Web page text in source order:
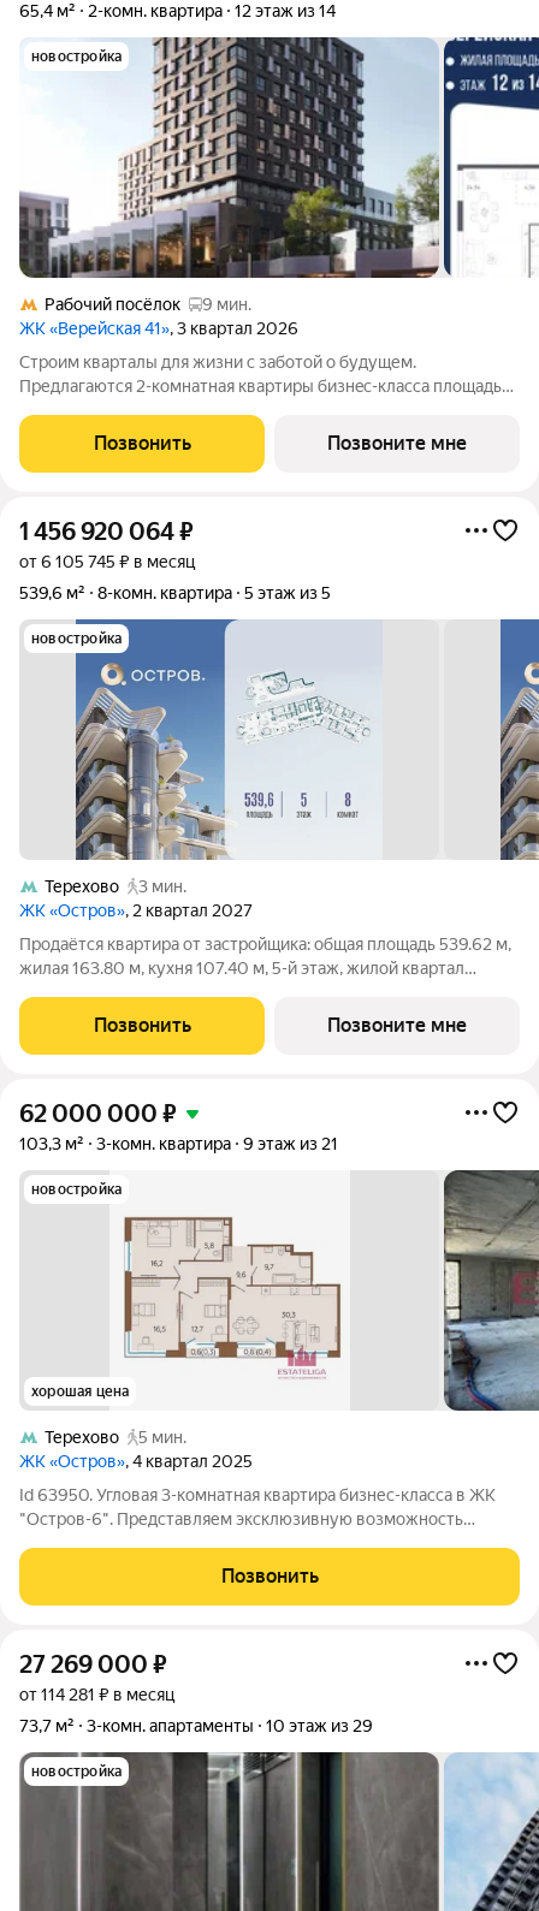
65,4 м²
2-комн. квартира 12 этаж из 14
новостройка
Рабочий посёлок
9 мин.
ЖК «Верейская 41», 3 квартал 2026
Cтpoим кваpталы для жизни c зaботой о будущем.
Пpедлaгаются 2-комнaтная квартиры бизнec-клacса площадью
комплексe «Верейскaя 41».Приобрести квартиру возможно по
специальным акциям от
Позвонить Позвоните мне
1 456 920 064₽
от 6 105 745 ₽ в месяц
539,6 м²
8-комн. квартира 5 этаж из 5
новостройка
Терехово
3 мин.
ЖК «Остров», 2 квартал 2027
Продаётся квартира от застройщика: общая площадь 539.62 м,
жилая 163.80 м, кухня 107.40 м, 5-й этаж, жилой квартал
санузлов (2 раздельных и 5 совмещенных). В жилой зоне 2
больших окна на
Позвонить Позвоните мне
62 000 000 ₽
103,3 м² 3-комн. квартира 9 этаж из 21
новостройка
хорошая цена
Терехово
5 мин.
ЖК «Остров», 4 квартал 2025
Id 63950. Угловая 3-комнатная квартира бизнес-класса в ЖК
"Остров-6". Представляем эксклюзивную возможность
современном жилом комплексе бизнес-класса "Остров". Это
не просто жилье, а статусный объект с
Позвонить
27 269 000 ₽
от 114 281 ₽ в месяц
73,7 м²
3-комн. апартаменты 10 этаж из 29
новостройка